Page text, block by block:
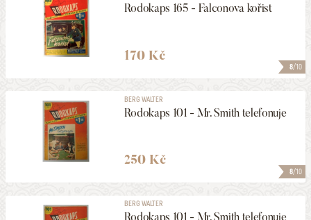
8/10
Rodokaps 165 - Falconova kořist
170 Kč
8/10
BERG WALTER
Rodokaps 101 - Mr. Smith telefonuje
250 Kč
BERG WALTER
Rodokaps 101 - Mr. Smith telefonuje